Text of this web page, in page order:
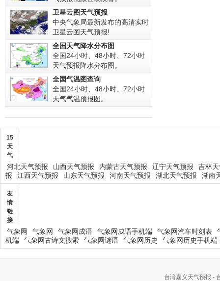
卫星云图天气预报
中央气象局最新发布的高清实时
卫星云图天气预报!
全国天气降水分布图
全国24小时、48小时、72小时
天气预报降水分布图。
全国气温图查询
全国24小时、48小时、72小时
天气气温预报图。
15
天
气
河北天气预报 山西天气预报 内蒙古天气预报 辽宁天气预报
吉林
报
江西天气预报 山东天气预报 河南天气预报 湖北天气预报 湖南
友
情
链
接
气象网 气象网 气象网成语 气象网成语手机端 气象网汽车时刻表
机端
气象网古诗文搜索 气象网谜语 气象网历史 气象网历史手机端
台湾嘉义天气预报 -